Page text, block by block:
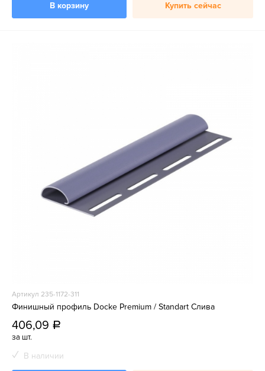
В корзину Купить сейчас
Артикул 235-1172-311
Финишный профиль Docke Premium / Standart Слива
406,09 a
за шт.
В наличии